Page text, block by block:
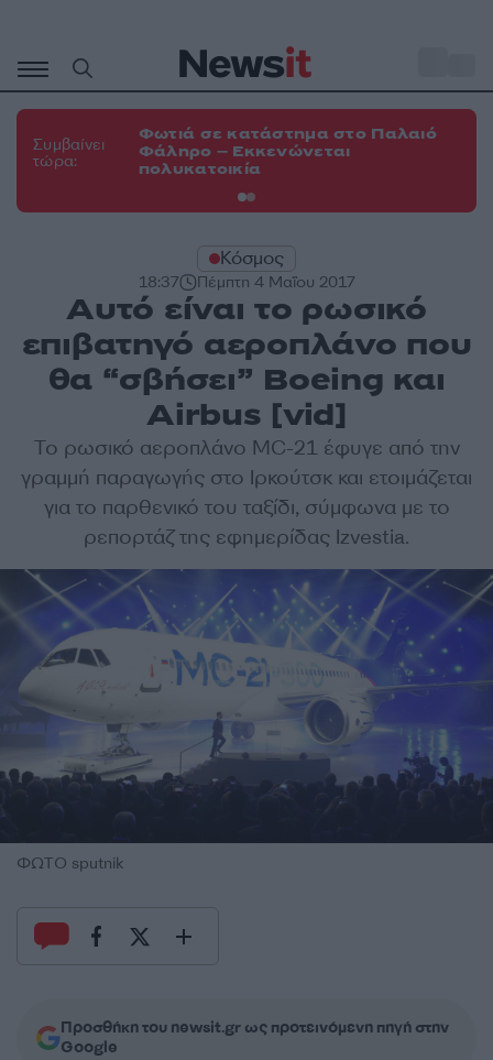
περιεχόμενο
Συμβαίνει
τώρα:
Φωτιά σε κατάστημα στο Παλαιό
Φάληρο – Εκκενώνεται
πολυκατοικία
Κόσμος
18:37 Πέμπτη 4 Μαΐου 2017
Αυτό είναι το ρωσικό
επιβατηγό αεροπλάνο που
θα “σβήσει” Boeing και
Airbus [vid]
Το ρωσικό αεροπλάνο MC-21 έφυγε από την
γραμμή παραγωγής στο Ιρκούτσκ και ετοιμάζεται
για το παρθενικό του ταξίδι, σύμφωνα με το
ρεπορτάζ της εφημερίδας Izvestia.
ΦΩΤΟ sputnik
Προσθήκη του newsit.gr ως προτεινόμενη πηγή στην
Google